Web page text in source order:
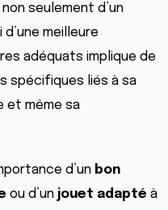
seulement d’un
meilleure
adéquats implique de
spécifiques liés à sa
et même sa
d’un bon
ou d’un jouet adapté à